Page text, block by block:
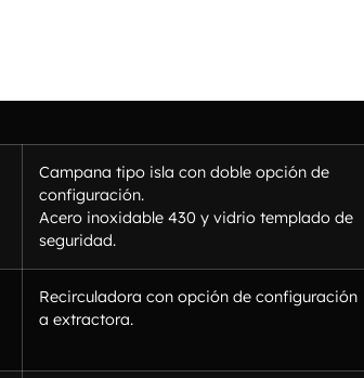
Campana tipo isla con doble opción de
configuración.
Acero inoxidable 430 y vidrio templado de
seguridad.
Recirculadora con opción de configuración
a extractora.